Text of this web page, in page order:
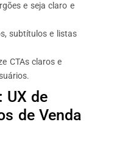
e seja claro e
subtítulos e listas
CTAs claros e
UX de
de Venda